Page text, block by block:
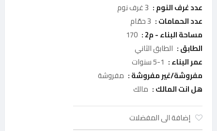
عدد غرف النوم : 3 غرف نوم
عدد الحمامات : 3 حمّام
مساحة البناء - م2 :
170
الطابق : الطابق الثاني
عمر البناء : 1-5 سنوات
مفروشة/غير مفروشة : مفروشة
هل انت المالك : مالك
إضافة الى المفضلات